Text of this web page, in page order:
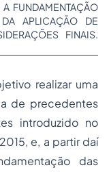
FUNDAMENTAÇÃO
APLICAÇÃO DE
FINAIS.
realizar uma
de precedentes
introduzido no
e, a partir daí
das